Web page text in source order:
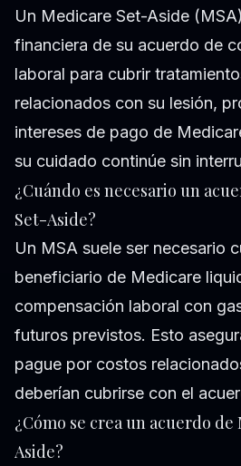
Un Medicare Set-Aside
financiera de su acuerdo de
laboral para cubrir
relacionados con su lesión,
intereses de pago de
su cuidado continúe sin
¿Cuándo es necesario un
Set-Aside?
Un MSA suele ser necesario
beneficiario de Medicare
compensación laboral con
futuros previstos. Esto
pague por costos
deberían cubrirse con el
¿Cómo se crea un acuerdo
Aside?